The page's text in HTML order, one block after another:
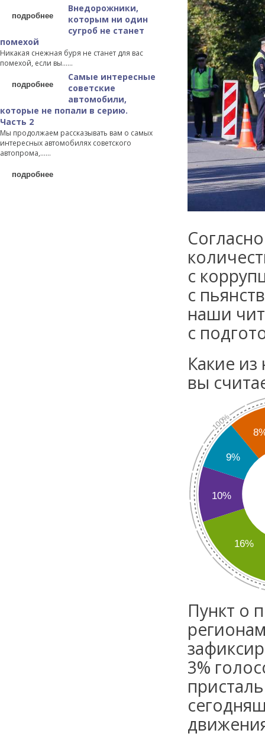
подробнее
Внедорожники,
которым ни один
сугроб не станет
помехой
Никакая снежная буря не станет для вас
помехой, если вы…...
подробнее
Самые интересные
советские
автомобили,
которые не попали в серию.
Часть 2
Мы продолжаем рассказывать вам о самых
интересных автомобилях советского
автопрома,…...
подробнее
с
с
наши
с
Какие
вы
Пункт о
3%